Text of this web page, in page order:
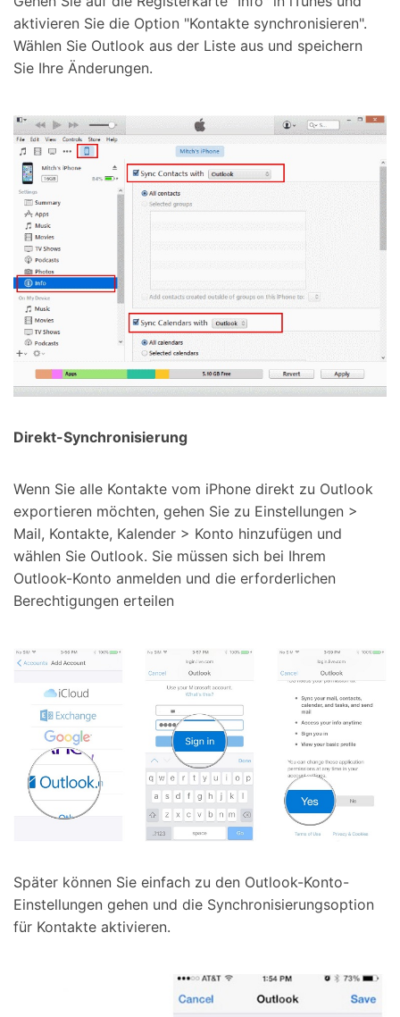
aktivieren Sie die Option "Kontakte synchronisieren".
Wählen Sie Outlook aus der Liste aus und speichern
Sie Ihre Änderungen.
Direkt-Synchronisierung
Wenn Sie alle Kontakte vom iPhone direkt zu Outlook
exportieren möchten, gehen Sie zu Einstellungen >
Mail, Kontakte, Kalender > Konto hinzufügen und
wählen Sie Outlook. Sie müssen sich bei Ihrem
Outlook-Konto anmelden und die erforderlichen
Berechtigungen erteilen
Später können Sie einfach zu den Outlook-Konto-
Einstellungen gehen und die Synchronisierungsoption
für Kontakte aktivieren.